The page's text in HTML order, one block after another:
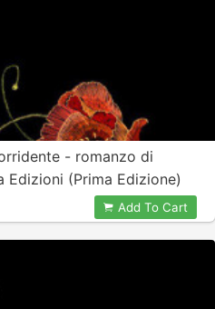
- romanzo di
Edizioni (Prima Edizione)
Add To Cart